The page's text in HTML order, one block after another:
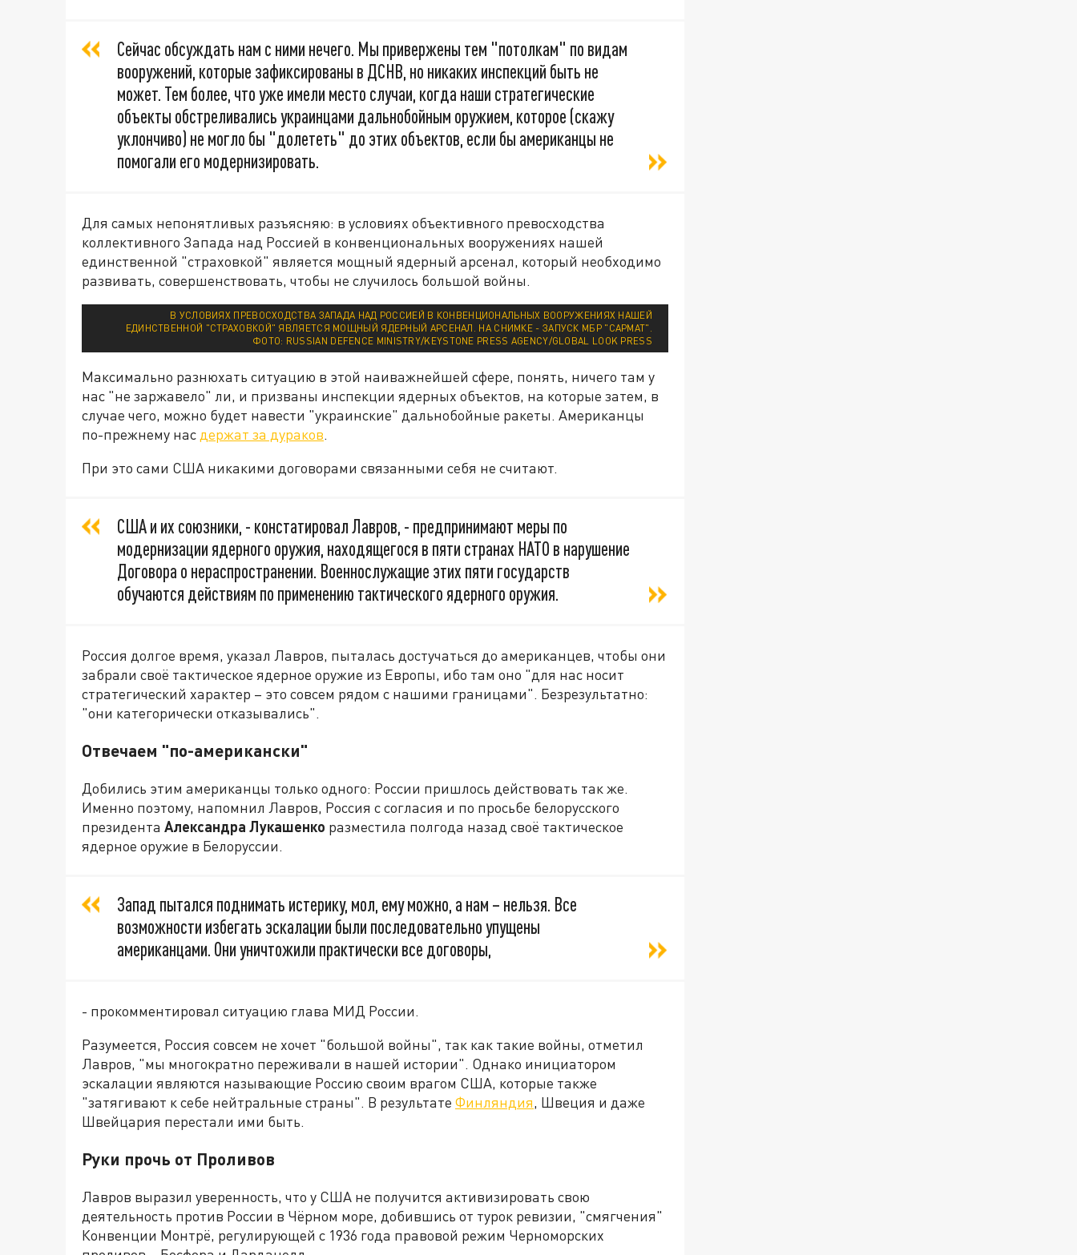
Сейчас обсуждать нам с ними нечего. Мы привержены тем "потолкам" по видам
вооружений, которые зафиксированы в ДСНВ, но никаких инспекций быть не
может. Тем более, что уже имели место случаи, когда наши стратегические
объекты обстреливались украинцами дальнобойным оружием, которое (скажу
уклончиво) не могло бы "долететь" до этих объектов, если бы американцы не
помогали его модернизировать.
Для самых непонятливых разъясняю: в условиях объективного превосходства
коллективного Запада над Россией в конвенциональных вооружениях нашей
единственной "страховкой" является мощный ядерный арсенал, который необходимо
развивать, совершенствовать, чтобы не случилось большой войны.
В УСЛОВИЯХ ПРЕВОСХОДСТВА ЗАПАДА НАД РОССИЕЙ В КОНВЕНЦИОНАЛЬНЫХ ВООРУЖЕНИЯХ НАШЕЙ
ЕДИНСТВЕННОЙ "СТРАХОВКОЙ" ЯВЛЯЕТСЯ МОЩНЫЙ ЯДЕРНЫЙ АРСЕНАЛ. НА СНИМКЕ - ЗАПУСК МБР "САРМАТ".
ФОТО: RUSSIAN DEFENCE MINISTRY/KEYSTONE PRESS AGENCY/GLOBAL LOOK PRESS
Максимально разнюхать ситуацию в этой наиважнейшей сфере, понять, ничего там у
нас "не заржавело" ли, и призваны инспекции ядерных объектов, на которые затем, в
случае чего, можно будет навести "украинские" дальнобойные ракеты. Американцы
по-прежнему нас держат за дураков.
При это сами США никакими договорами связанными себя не считают.
США и их союзники, - констатировал Лавров, - предпринимают меры по
модернизации ядерного оружия, находящегося в пяти странах НАТО в нарушение
Договора о нераспространении. Военнослужащие этих пяти государств
обучаются действиям по применению тактического ядерного оружия.
Россия долгое время, указал Лавров, пыталась достучаться до американцев, чтобы они
забрали своё тактическое ядерное оружие из Европы, ибо там оно "для нас носит
стратегический характер – это совсем рядом с нашими границами". Безрезультатно:
"они категорически отказывались".
Отвечаем "по-американски"
Добились этим американцы только одного: России пришлось действовать так же.
Именно поэтому, напомнил Лавров, Россия с согласия и по просьбе белорусского
президента Александра Лукашенко разместила полгода назад своё тактическое
ядерное оружие в Белоруссии.
Запад пытался поднимать истерику, мол, ему можно, а нам – нельзя. Все
возможности избегать эскалации были последовательно упущены
американцами. Они уничтожили практически все договоры,
- прокомментировал ситуацию глава МИД России.
Разумеется, Россия совсем не хочет "большой войны", так как такие войны, отметил
Лавров, "мы многократно переживали в нашей истории". Однако инициатором
эскалации являются называющие Россию своим врагом США, которые также
"затягивают к себе нейтральные страны". В результате Финляндия, Швеция и даже
Швейцария перестали ими быть.
Руки прочь от Проливов
Лавров выразил уверенность, что у США не получится активизировать свою
деятельность против России в Чёрном море, добившись от турок ревизии, "смягчения"
Конвенции Монтрё, регулирующей с 1936 года правовой режим Черноморских